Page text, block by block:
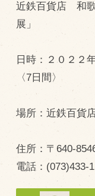
近鉄百貨店 和
展」
日時：２０２２
〈7日間〉
場所：近鉄百
住所：〒640-
電話：(073)433-
十勝帯広の
採用情報
blog
牧場の仕事
飼育してい